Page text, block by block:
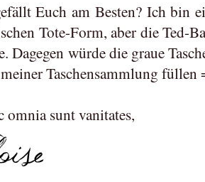
Euch am Besten? Ich bin
Tote-Form, aber die Ted-
Dagegen würde die graue
Taschensammlung füllen
omnia sunt vanitates,